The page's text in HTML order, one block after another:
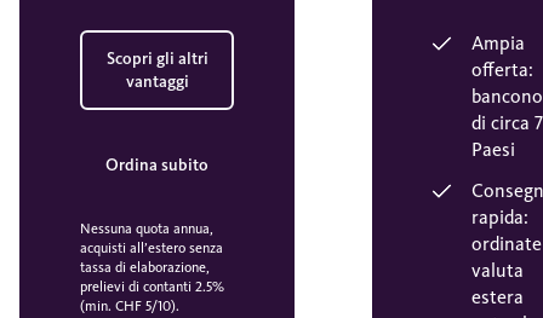
Scopri gli altri
vantaggi
Ordina subito
Nessuna quota annua,
acquisti all’estero senza
tassa di elaborazione,
prelievi di contanti 2.5%
(min. CHF 5/10).
Ampia
offerta:
di circa
Paesi
rapida:
valuta
estera